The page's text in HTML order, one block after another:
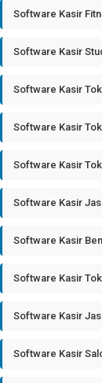
Software Kasir
Software Kasir
Software Kasir
Software Kasir
Software Kasir
Software Kasir
Software Kasir
Software Kasir
Software Kasir
Software Kasir